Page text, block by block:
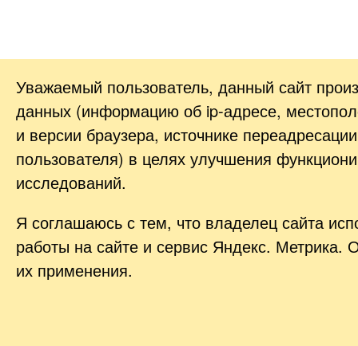
Уважаемый пользователь, данный сайт
данных (информацию об ip-адресе,
и версии браузера, источнике
пользователя) в целях улучшения
исследований.
Я соглашаюсь с тем, что владелец сайта
работы на сайте и сервис Яндекс. Метрика.
их применения.